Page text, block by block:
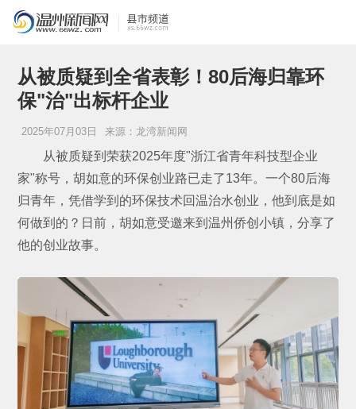
从被质疑到全省表彰！80后海归靠环
保"治"出标杆企业
2025年07月03日 来源：龙湾新闻网
从被质疑到荣获2025年度"浙江省青年科技型企业
家"称号，胡如意的环保创业路已走了13年。一个80后海
归青年，凭借学到的环保技术回温治水创业，他到底是如
何做到的？日前，胡如意受邀来到温州侨创小镇，分享了
他的创业故事。